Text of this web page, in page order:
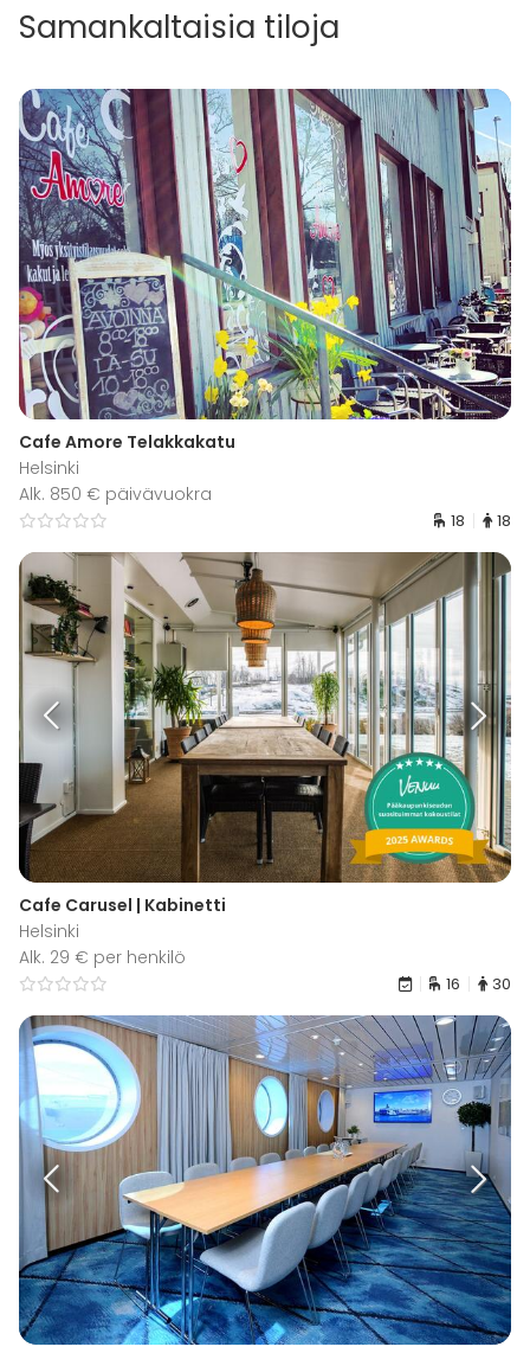
Samankaltaisia tiloja
Cafe Amore Telakkakatu
Helsinki
Alk. 850 € päivävuokra
18 18
Cafe Carusel | Kabinetti
Helsinki
Alk. 29 € per henkilö
16 30